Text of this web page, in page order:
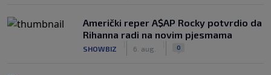
Američki reper A$AP Rocky potvrdio da
Rihanna radi na novim pjesmama
SHOWBIZ 6. aug. 0